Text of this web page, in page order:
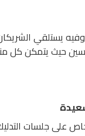
يستلقي
حيث يتمكن كل
على جلسات